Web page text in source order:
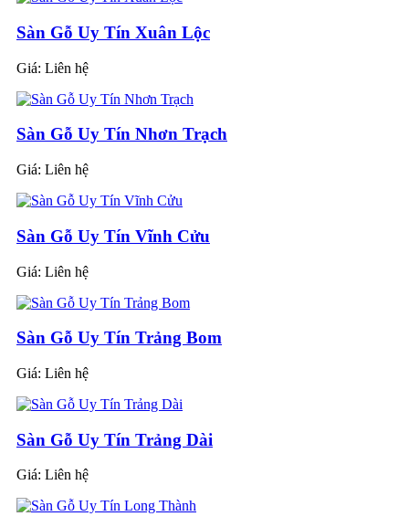
Sàn Gỗ Uy Tín Xuân Lộc
Giá: Liên hệ
Sàn Gỗ Uy Tín Nhơn Trạch
Giá: Liên hệ
Sàn Gỗ Uy Tín Vĩnh Cửu
Giá: Liên hệ
Sàn Gỗ Uy Tín Trảng Bom
Giá: Liên hệ
Sàn Gỗ Uy Tín Trảng Dài
Giá: Liên hệ